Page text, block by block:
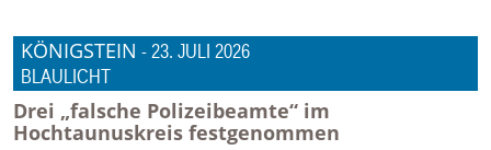
KÖNIGSTEIN -23. JULI 2026
BLAULICHT
Drei „falsche Polizeibeamte“ im
Hochtaunuskreis festgenommen